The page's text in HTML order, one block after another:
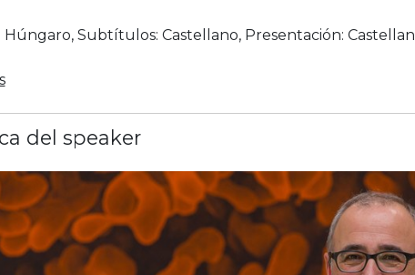
Húngaro, Subtítulos: Castellano, Presentación:
del speaker